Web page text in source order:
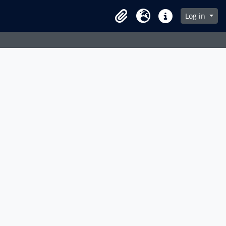
Clipboard
Idioma Enlaces rápidos
Log in